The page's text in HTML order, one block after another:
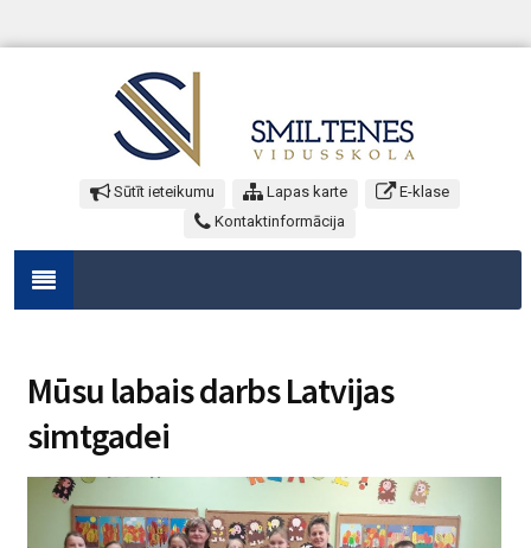
Sūtīt ieteikumu Lapas karte
E-klase
Kontaktinformācija
Mūsu labais darbs Latvijas
simtgadei